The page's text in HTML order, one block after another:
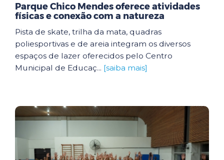
Parque Chico Mendes oferece atividades
físicas e conexão com a natureza
Pista de skate, trilha da mata, quadras
poliesportivas e de areia integram os diversos
espaços de lazer oferecidos pelo Centro
Municipal de Educaç... [saiba mais]